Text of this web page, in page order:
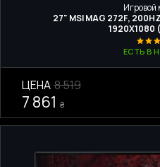
Игровой
27" MSI MAG 272F,
1920Х1080
ЕСТЬ В
ЦЕНА 8 519
7 861 ₴